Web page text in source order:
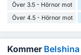
Över 3.5 - Hörnor mot
Över 4.5 - Hörnor mot
Kommer Belshina